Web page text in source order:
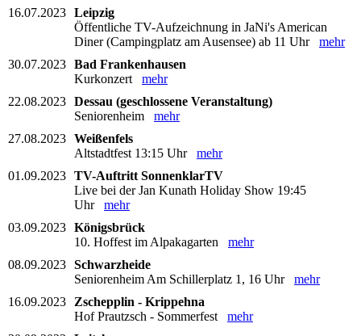
16.07.2023 Leipzig
Öffentliche TV-Aufzeichnung in JaNi's American
Diner (Campingplatz am Ausensee) ab 11 Uhr mehr
30.07.2023 Bad Frankenhausen
Kurkonzert mehr
22.08.2023 Dessau (geschlossene Veranstaltung)
Seniorenheim mehr
27.08.2023 Weißenfels
Altstadtfest 13:15 Uhr mehr
01.09.2023 TV-Auftritt SonnenklarTV
Live bei der Jan Kunath Holiday Show 19:45
Uhr mehr
03.09.2023 Königsbrück
10. Hoffest im Alpakagarten mehr
08.09.2023 Schwarzheide
Seniorenheim Am Schillerplatz 1, 16 Uhr mehr
16.09.2023
Zschepplin - Krippehna
Hof Prautzsch - Sommerfest mehr